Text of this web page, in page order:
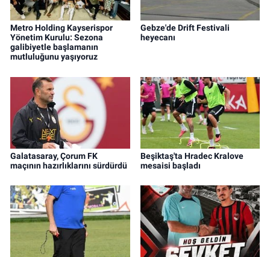
Metro Holding Kayserispor
Yönetim Kurulu: Sezona
galibiyetle başlamanın
mutluluğunu yaşıyoruz
Gebze'de Drift Festivali
heyecanı
Galatasaray, Çorum FK
maçının hazırlıklarını sürdürdü
Beşiktaş'ta Hradec Kralove
mesaisi başladı